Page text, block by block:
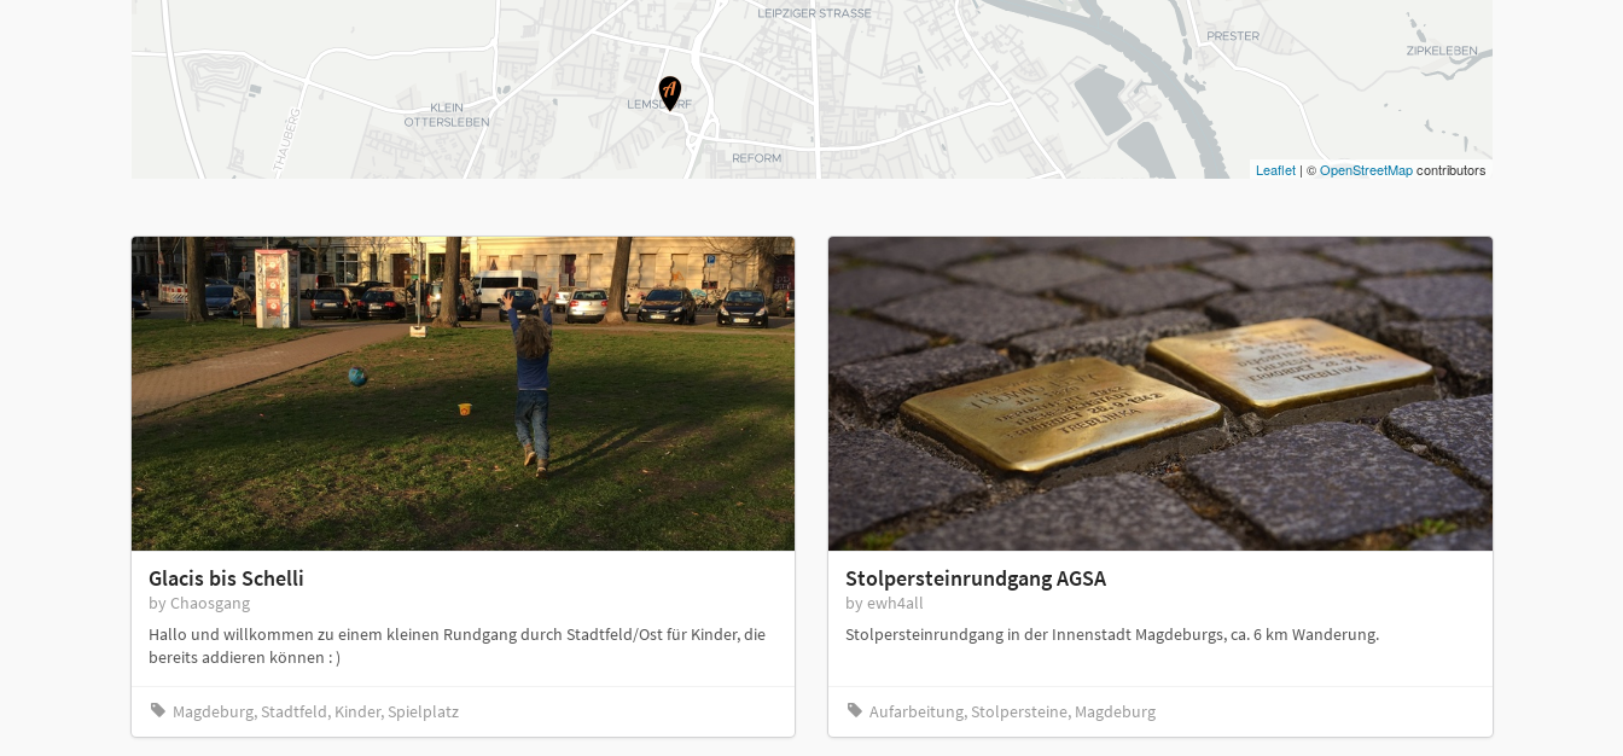
Leaflet| ©OpenStreetMapcontributors
Glacis bis Schelli
by Chaosgang
Hallo und willkommen zu einem kleinen Rundgang durch Stadtfeld/Ost für Kinder, die
bereits addieren können : )
Magdeburg, Stadtfeld, Kinder, Spielplatz
Stolpersteinrundgang AGSA
by ewh4all
Stolpersteinrundgang in der Innenstadt Magdeburgs, ca. 6 km Wanderung.
Aufarbeitung, Stolpersteine, Magdeburg